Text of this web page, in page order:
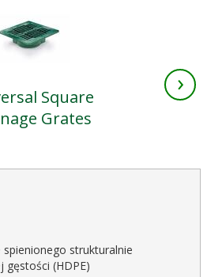
Square
Grates
›
strukturalnie
gęstości (HDPE)